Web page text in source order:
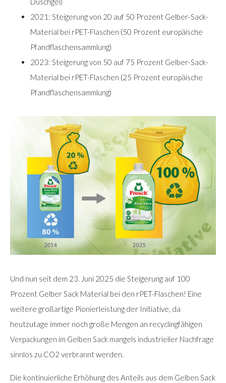
2021: Steigerung von 20 auf 50 Prozent Gelber-Sack-
Material bei rPET-Flaschen (50 Prozent europäische
Pfandflaschensammlung)
2023: Steigerung von 50 auf 75 Prozent Gelber-Sack-
Material bei rPET-Flaschen (25 Prozent europäische
Pfandflaschensammlung)
Und nun seit dem 23. Juni 2025 die Steigerung auf 100
Prozent Gelber Sack Material bei den rPET-Flaschen! Eine
weitere großartige Pionierleistung der Initiative, da
heutzutage immer noch große Mengen an recyclingfähigen
Verpackungen im Gelben Sack mangels industrieller Nachfrage
sinnlos zu CO2 verbrannt werden.
Die kontinuierliche Erhöhung des Anteils aus dem Gelben Sack